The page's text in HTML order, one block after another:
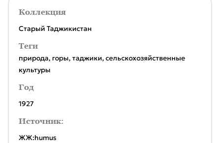
Коллекция
Старый Таджикистан
Теги
природа, горы, таджики, сельскохозяйственные
культуры
Год
1927
Источник:
ЖЖ:humus